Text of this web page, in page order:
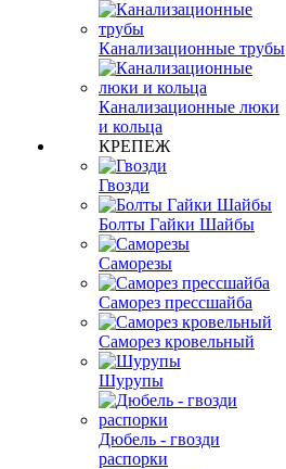
Канализационные трубы
Канализационные люки
и кольца
КРЕПЕЖ
Гвозди
Болты Гайки Шайбы
Саморезы
Саморез прессшайба
Саморез кровельный
Шурупы
Дюбель - гвозди
распорки